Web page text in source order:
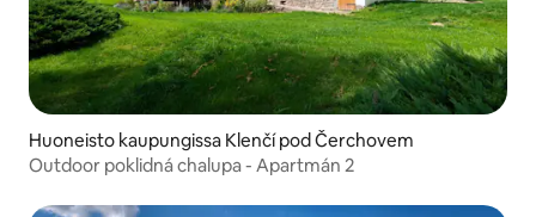
Huoneisto kaupungissa Klenčí pod Čerchovem
Outdoor poklidná chalupa - Apartmán 2